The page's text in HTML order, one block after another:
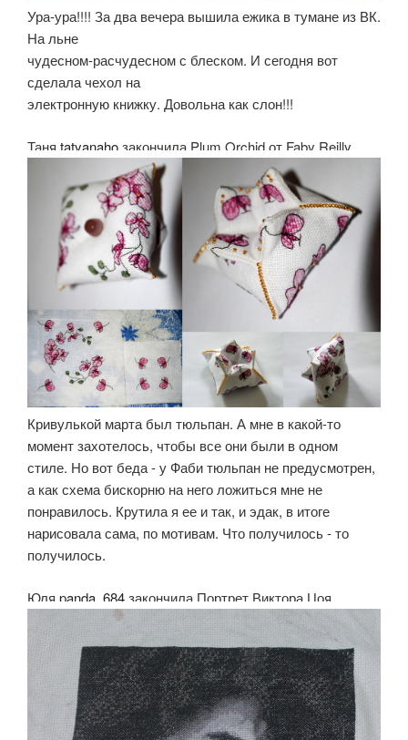
Ура-ура!!!! За два вечера вышила ежика в тумане из ВК.
На льне
чудесном-расчудесном с блеском. И сегодня вот
сделала чехол на
электронную книжку. Довольна как слон!!!
Таня tatyanahoзакончила Plum Orchid от Faby Reilly
Кривулькой марта был тюльпан. А мне в какой-то
момент захотелось, чтобы все они были в одном
стиле. Но вот беда - у Фаби тюльпан не предусмотрен,
а как схема бискорню на него ложиться мне не
понравилось. Крутила я ее и так, и эдак, в итоге
нарисовала сама, по мотивам. Что получилось - то
получилось.
Юля panda_684закончила Портрет Виктора Цоя